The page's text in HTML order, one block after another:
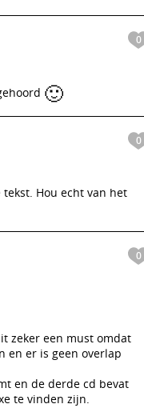
0
🙂
0
Hou echt van het
0
zeker een must omdat
en er is geen overlap
en de derde cd bevat
te vinden zijn.